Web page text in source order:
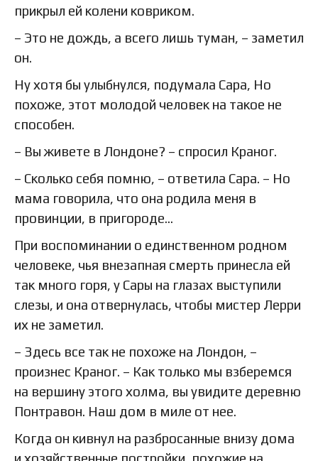
прикрыл ей колени ковриком.
– Это не дождь, а всего лишь туман, – заметил
он.
Ну хотя бы улыбнулся, подумала Сара, Но
похоже, этот молодой человек на такое не
способен.
– Вы живете в Лондоне? – спросил Краног.
– Сколько себя помню, – ответила Сара. – Но
мама говорила, что она родила меня в
провинции, в пригороде…
При воспоминании о единственном родном
человеке, чья внезапная смерть принесла ей
так много горя, у Сары на глазах выступили
слезы, и она отвернулась, чтобы мистер Лерри
их не заметил.
– Здесь все так не похоже на Лондон, –
произнес Краног. – Как только мы взберемся
на вершину этого холма, вы увидите деревню
Понтравон. Наш дом в миле от нее.
Когда он кивнул на разбросанные внизу дома